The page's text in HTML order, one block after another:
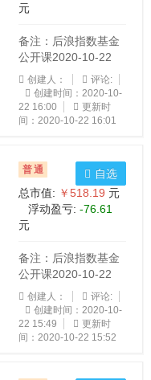
元
备注：后浪指数基金
公开课2020-10-22
创建人：
评论:
创建时间：2020-10-
22 16:00
更新时
间：2020-10-22 16:01
普通
总市值: ￥518.19 元
浮动盈亏: -76.61
元
备注：后浪指数基金
公开课2020-10-22
创建人：
评论:
创建时间：2020-10-
22 15:49
更新时
间：2020-10-22 15:52
自选